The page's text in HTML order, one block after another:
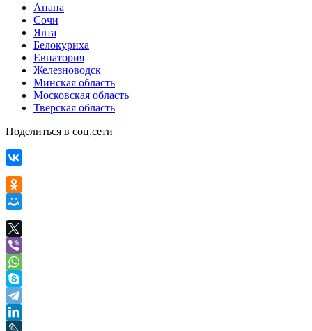
Анапа
Сочи
Ялта
Белокуриха
Евпатория
Железноводск
Минская область
Московская область
Тверская область
Поделиться в соц.сети